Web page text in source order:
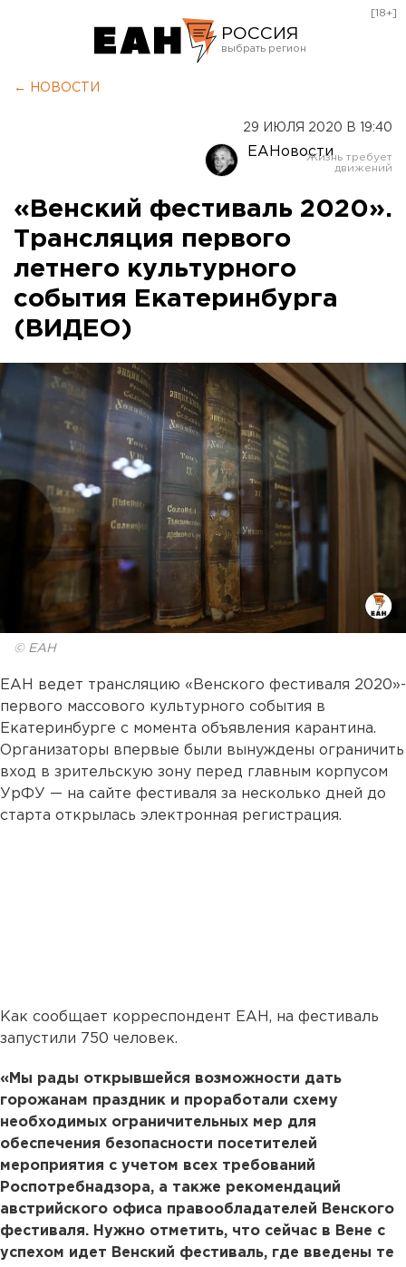
РОССИЯ
Оренбург
[18+]
← НОВОСТИ
29 ИЮЛЯ 2020 В 19:40
ЕАНовости
«Венский фестиваль 2020».
Трансляция первого
летнего культурного
события Екатеринбурга
(ВИДЕО)
© ЕАН
ЕАН ведет трансляцию «Венского фестиваля 2020»-
первого массового культурного события в
Екатеринбурге с момента объявления карантина.
Организаторы впервые были вынуждены ограничить
вход в зрительскую зону перед главным корпусом
УрФУ — на сайте фестиваля за несколько дней до
старта открылась электронная регистрация.
Как сообщает корреспондент ЕАН, на фестиваль
запустили 750 человек.
«Мы рады открывшейся возможности дать
горожанам праздник и проработали схему
необходимых ограничительных мер для
обеспечения безопасности посетителей
мероприятия с учетом всех требований
Роспотребнадзора, а также рекомендаций
австрийского офиса правообладателей Венского
фестиваля. Нужно отметить, что сейчас в Вене с
успехом идет Венский фестиваль, где введены те